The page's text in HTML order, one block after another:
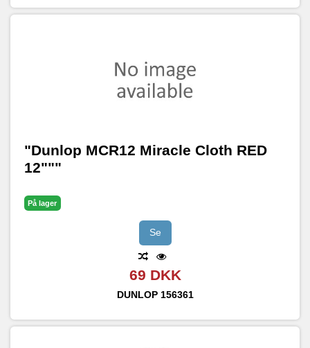
"Dunlop MCR12 Miracle Cloth RED
12"""
På lager
Se
69 DKK
DUNLOP 156361